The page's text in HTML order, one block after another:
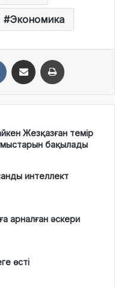
Экономика
Жезқазған темір
бақылады
интеллект
арналған әскери
өсті